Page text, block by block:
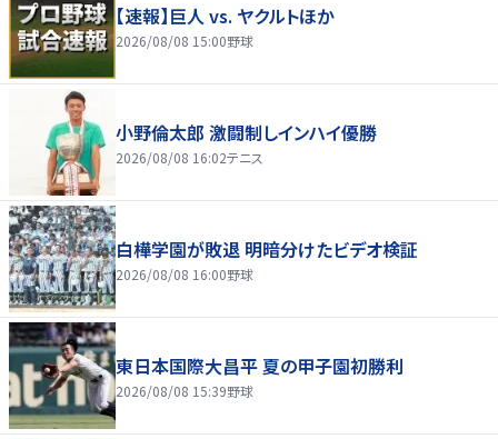
【速報】巨人 vs. ヤクルトほか
2026/08/08 15:00野球
小野倫太郎 激闘制しインハイ優勝
2026/08/08 16:02テニス
白樺学園が敗退 明暗分けたビデオ検証
2026/08/08 16:00野球
東日本国際大昌平 夏の甲子園初勝利
2026/08/08 15:39野球